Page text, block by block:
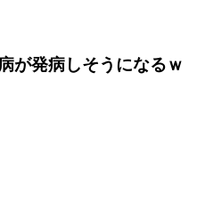
が発病しそうになるｗ